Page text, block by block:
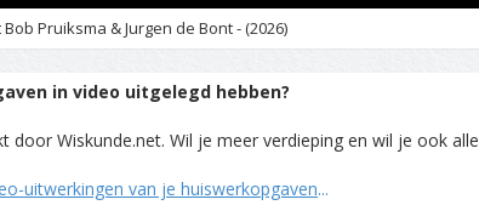
Pruiksma & Jurgen de Bont - (2026)
in video uitgelegd hebben?
door Wiskunde.net. Wil je meer verdieping en wil je ook alle
uitwerkingen van je huiswerkopgaven...